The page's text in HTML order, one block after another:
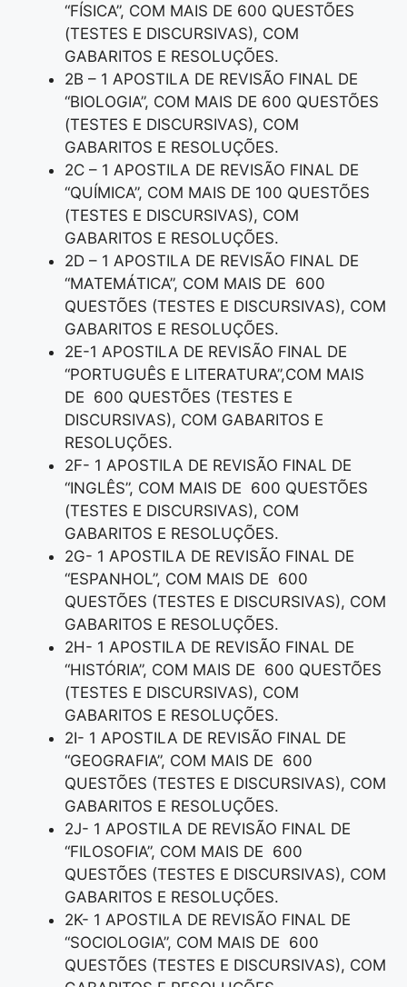
“FÍSICA”, COM MAIS DE 600 QUESTÕES
(TESTES E DISCURSIVAS), COM
GABARITOS E RESOLUÇÕES.
2B – 1 APOSTILA DE REVISÃO FINAL DE
“BIOLOGIA”, COM MAIS DE 600 QUESTÕES
(TESTES E DISCURSIVAS), COM
GABARITOS E RESOLUÇÕES.
2C – 1 APOSTILA DE REVISÃO FINAL DE
“QUÍMICA”, COM MAIS DE 100 QUESTÕES
(TESTES E DISCURSIVAS), COM
GABARITOS E RESOLUÇÕES.
2D – 1 APOSTILA DE REVISÃO FINAL DE
“MATEMÁTICA”, COM MAIS DE 600
QUESTÕES (TESTES E DISCURSIVAS), COM
GABARITOS E RESOLUÇÕES.
2E-1 APOSTILA DE REVISÃO FINAL DE
“PORTUGUÊS E LITERATURA”,COM MAIS
DE 600 QUESTÕES (TESTES E
DISCURSIVAS), COM GABARITOS E
RESOLUÇÕES.
2F- 1 APOSTILA DE REVISÃO FINAL DE
“INGLÊS”, COM MAIS DE 600 QUESTÕES
(TESTES E DISCURSIVAS), COM
GABARITOS E RESOLUÇÕES.
2G- 1 APOSTILA DE REVISÃO FINAL DE
“ESPANHOL”, COM MAIS DE 600
QUESTÕES (TESTES E DISCURSIVAS), COM
GABARITOS E RESOLUÇÕES.
2H- 1 APOSTILA DE REVISÃO FINAL DE
“HISTÓRIA”, COM MAIS DE 600 QUESTÕES
(TESTES E DISCURSIVAS), COM
GABARITOS E RESOLUÇÕES.
2I- 1 APOSTILA DE REVISÃO FINAL DE
“GEOGRAFIA”, COM MAIS DE 600
QUESTÕES (TESTES E DISCURSIVAS), COM
GABARITOS E RESOLUÇÕES.
2J- 1 APOSTILA DE REVISÃO FINAL DE
“FILOSOFIA”, COM MAIS DE 600
QUESTÕES (TESTES E DISCURSIVAS), COM
GABARITOS E RESOLUÇÕES.
2K- 1 APOSTILA DE REVISÃO FINAL DE
“SOCIOLOGIA”, COM MAIS DE 600
QUESTÕES (TESTES E DISCURSIVAS), COM